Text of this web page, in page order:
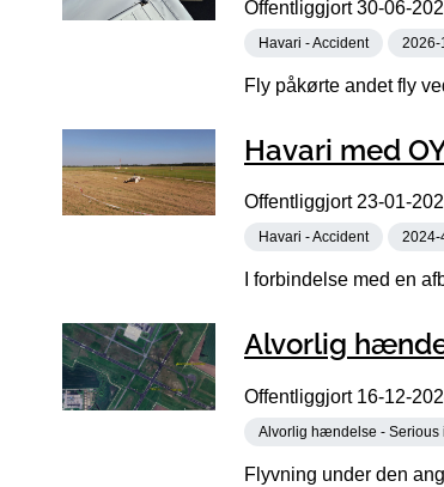
Offentliggjort30-06-
Havari - Accident 2026-
Fly påkørte andet fly
Havari med
Offentliggjort23-01-
Havari - Accident 2024-
I forbindelse med en
Alvorlig
Offentliggjort 16-12-
Alvorlig hændelse - Serious
Flyvning under den